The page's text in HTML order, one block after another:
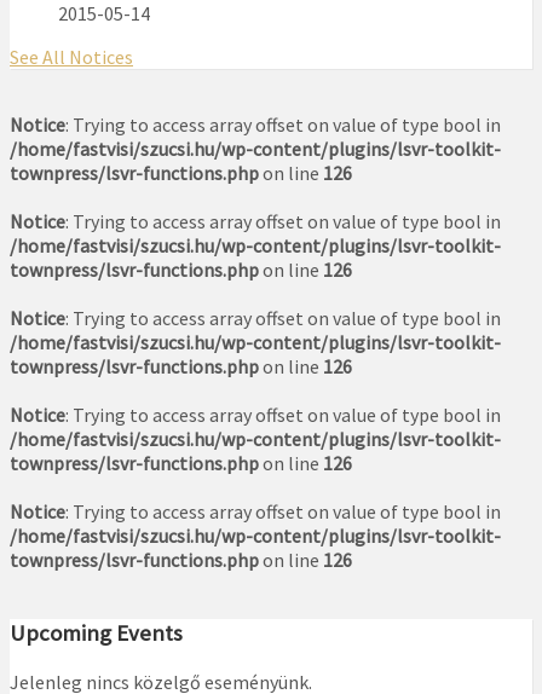
2015-05-14
See All Notices
Notice: Trying to access array offset on value of type bool in
/home/fastvisi/szucsi.hu/wp-content/plugins/lsvr-toolkit-
townpress/lsvr-functions.phpon line 126
Notice: Trying to access array offset on value of type bool in
/home/fastvisi/szucsi.hu/wp-content/plugins/lsvr-toolkit-
townpress/lsvr-functions.phpon line 126
Notice: Trying to access array offset on value of type bool in
/home/fastvisi/szucsi.hu/wp-content/plugins/lsvr-toolkit-
townpress/lsvr-functions.phpon line 126
Notice: Trying to access array offset on value of type bool in
/home/fastvisi/szucsi.hu/wp-content/plugins/lsvr-toolkit-
townpress/lsvr-functions.phpon line 126
Notice: Trying to access array offset on value of type bool in
/home/fastvisi/szucsi.hu/wp-content/plugins/lsvr-toolkit-
townpress/lsvr-functions.phpon line 126
Upcoming Events
Jelenleg nincs közelgő eseményünk.